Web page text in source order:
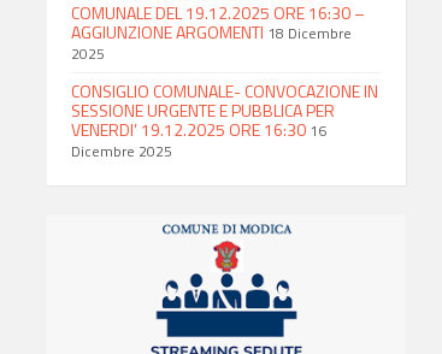
COMUNALE DEL 19.12.2025 ORE 16:30 –
AGGIUNZIONE ARGOMENTI 18 Dicembre
2025
CONSIGLIO COMUNALE- CONVOCAZIONE IN
SESSIONE URGENTE E PUBBLICA PER
VENERDI’ 19.12.2025 ORE 16:30 16
Dicembre 2025